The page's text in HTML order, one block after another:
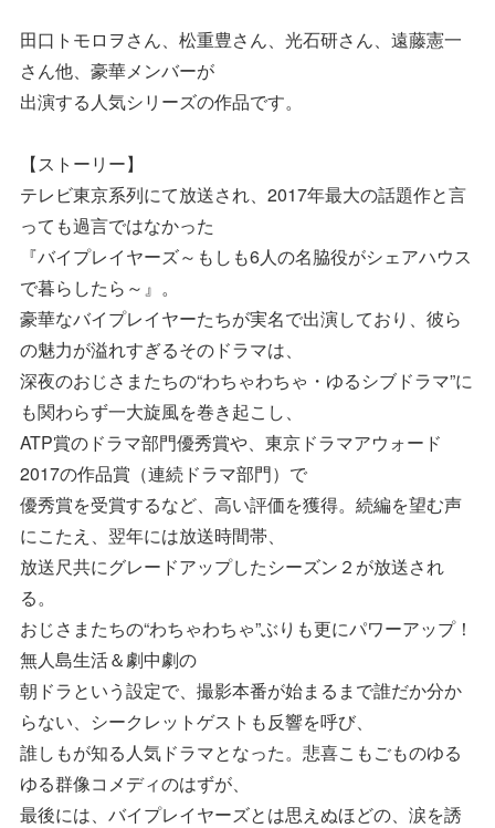
田口トモロヲさん、松重豊さん、光石研さん、遠藤憲一
さん他、豪華メンバーが
出演する人気シリーズの作品です。
【ストーリー】
テレビ東京系列にて放送され、2017年最大の話題作と言
っても過言ではなかった
『バイプレイヤーズ～もしも6人の名脇役がシェアハウス
で暮らしたら～』。
豪華なバイプレイヤーたちが実名で出演しており、彼ら
の魅力が溢れすぎるそのドラマは、
深夜のおじさまたちの“わちゃわちゃ・ゆるシブドラマ”に
も関わらず一大旋風を巻き起こし、
ATP賞のドラマ部門優秀賞や、東京ドラマアウォード
2017の作品賞（連続ドラマ部門）で
優秀賞を受賞するなど、高い評価を獲得。続編を望む声
にこたえ、翌年には放送時間帯、
放送尺共にグレードアップしたシーズン２が放送され
る。
おじさまたちの“わちゃわちゃ”ぶりも更にパワーアップ！
無人島生活＆劇中劇の
朝ドラという設定で、撮影本番が始まるまで誰だか分か
らない、シークレットゲストも反響を呼び、
誰しもが知る人気ドラマとなった。悲喜こもごものゆる
ゆる群像コメディのはずが、
最後には、バイプレイヤーズとは思えぬほどの、涙を誘